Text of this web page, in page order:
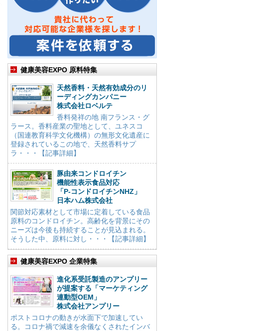
健康美容EXPO 原料特集
天然香料・天然有効成分のリ
ーディングカンパニー
株式会社ロベルテ
香料発祥の地 南フランス・グ
ラース。香料産業の聖地として、ユネスコ
（国連教育科学文化機構）の無形文化遺産に
登録されているこの地で、天然香料サプ
ラ・・・【記事詳細】
豚由来コンドロイチン
機能性表示食品対応
「P-コンドロイチンNHZ」
日本ハム株式会社
関節対応素材として市場に定着している食品
原料のコンドロイチン。高齢化を背景にその
ニーズは今後も持続することが見込まれる。
そうした中、原料に対し・・・【記事詳細】
健康美容EXPO 企業特集
進化系受託製造のアンプリー
が提案する「マーケティング
連動型OEM」
株式会社アンプリー
ポストコロナの動きが水面下で加速してい
る。コロナ禍で減速を余儀なくされたインバ